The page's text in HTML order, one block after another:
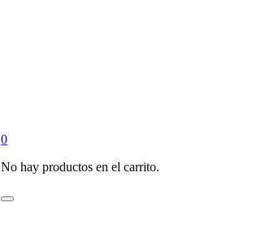
0
No hay productos en el carrito.